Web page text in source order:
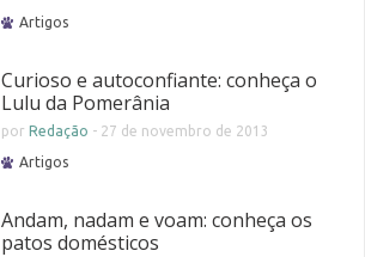
Artigos
Curioso e autoconfiante: conheça o
Lulu da Pomerânia
por Redação - 27 de novembro de 2013
Artigos
Andam, nadam e voam: conheça os
patos domésticos